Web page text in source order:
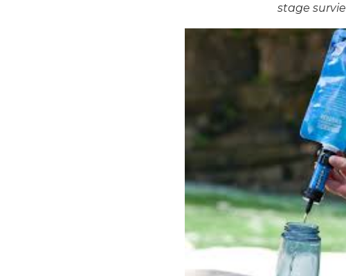
stage survie